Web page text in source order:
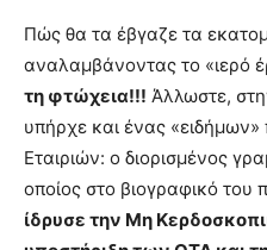
Πώς θα τα έβγαζε τα
αναλαμβάνοντας το «ιερό
τη φτώχεια!!! Άλλωστε,
υπήρχε και ένας
Εταιριών: ο διορισμένος
οποίος στο βιογραφικό του
ίδρυσε την Μη